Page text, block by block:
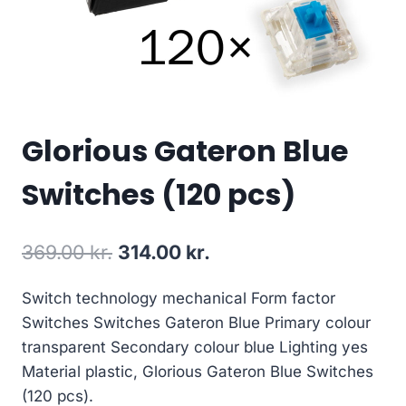
Glorious Gateron Blue
Switches (120 pcs)
369.00kr. Original
was:
369.00 kr..
314.00 kr.
is:
314.00 kr..
Switch technology mechanical Form factor
Switches Switches Gateron Blue Primary colour
transparent Secondary colour blue Lighting yes
Material plastic, Glorious Gateron Blue Switches
(120 pcs).